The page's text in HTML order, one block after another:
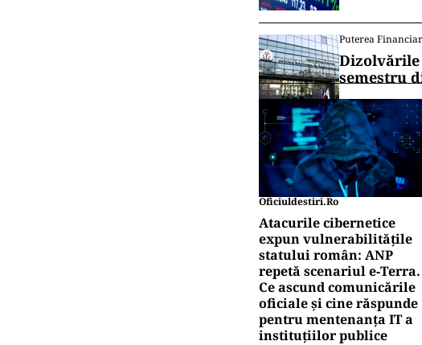
Puterea
Dizolvările
semestru
Oficiuldestiri.ro
Atacurile cibernetice
expun vulnerabilitățile
statului român: ANP
repetă scenariul e‑Terra.
Ce ascund comunicările
oficiale și cine răspunde
pentru mentenanța IT a
instituțiilor publice